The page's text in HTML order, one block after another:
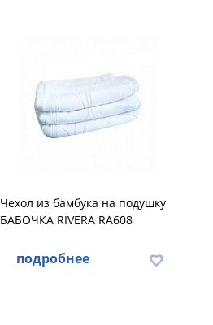
Чехол из бамбука на подушку
БАБОЧКА RIVERA RA608
подробнее